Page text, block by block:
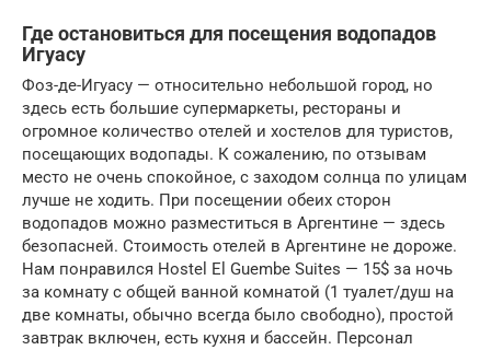
Где остановиться для посещения водопадов
Игуасу
Фоз-де-Игуасу — относительно небольшой город, но
здесь есть большие супермаркеты, рестораны и
огромное количество отелей и хостелов для туристов,
посещающих водопады. К сожалению, по отзывам
место не очень спокойное, с заходом солнца по улицам
лучше не ходить. При посещении обеих сторон
водопадов можно разместиться в Аргентине — здесь
безопасней. Стоимость отелей в Аргентине не дороже.
Нам понравился Hostel El Guembe Suites — 15$ за ночь
за комнату с общей ванной комнатой (1 туалет/душ на
две комнаты, обычно всегда было свободно), простой
завтрак включен, есть кухня и бассейн. Персонал